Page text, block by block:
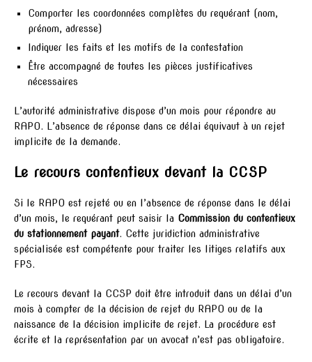
Comporter les coordonnées complètes du requérant (nom,
prénom, adresse)
Indiquer les faits et les motifs de la contestation
Être accompagné de toutes les pièces justificatives
nécessaires
L’autorité administrative dispose d’un mois pour répondre au
RAPO. L’absence de réponse dans ce délai équivaut à un rejet
implicite de la demande.
Le recours contentieux devant la CCSP
Si le RAPO est rejeté ou en l’absence de réponse dans le délai
d’un mois, le requérant peut saisir la Commission du contentieux
du stationnement payant. Cette juridiction administrative
spécialisée est compétente pour traiter les litiges relatifs aux
FPS.
Le recours devant la CCSP doit être introduit dans un délai d’un
mois à compter de la décision de rejet du RAPO ou de la
naissance de la décision implicite de rejet. La procédure est
écrite et la représentation par un avocat n’est pas obligatoire.